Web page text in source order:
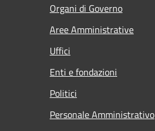
Organi di Governo
Aree Amministrative
Uffici
Enti e fondazioni
Politici
Personale Amministrativo